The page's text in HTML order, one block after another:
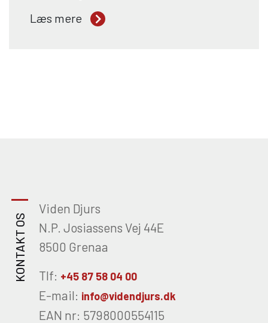
Viden Djurs har fået ny bestyrelse med
Janne Hessellund Lassen som formand.
Læs mere
KONTAKT OS
Viden Djurs
N.P. Josiassens Vej 44E
8500 Grenaa
Tlf: +45 87 58 04 00
E-mail: info@videndjurs.dk
EAN nr: 5798000554115